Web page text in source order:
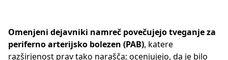
Omenjeni dejavniki namreč povečujejo tveganje za
periferno arterijsko bolezen (PAB), katere
razširjenost prav tako narašča; ocenjujejo, da je bilo